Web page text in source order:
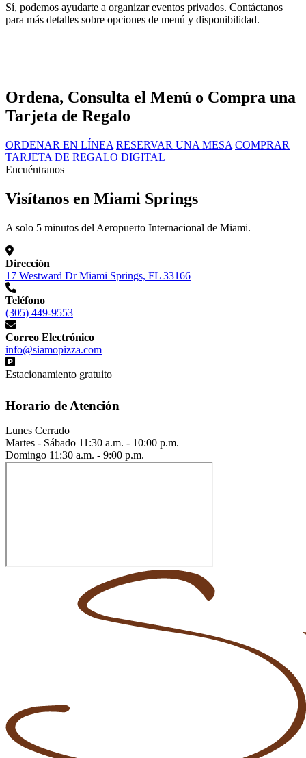
Sí, podemos ayudarte a organizar eventos privados. Contáctanos
para más detalles sobre opciones de menú y disponibilidad.
Ordena, Consulta el Menú o Compra una
Tarjeta de Regalo
ORDENAR EN LÍNEA RESERVAR UNA MESA COMPRAR
TARJETA DE REGALO DIGITAL
Encuéntranos
Visítanos en Miami Springs
A solo 5 minutos del Aeropuerto Internacional de Miami.
Dirección
17 Westward Dr Miami Springs, FL 33166
Teléfono
(305) 449-9553
Correo Electrónico
info@siamopizza.com
Estacionamiento gratuito
Horario de Atención
Lunes Cerrado
Martes - Sábado 11:30 a.m. - 10:00 p.m.
Domingo 11:30 a.m. - 9:00 p.m.